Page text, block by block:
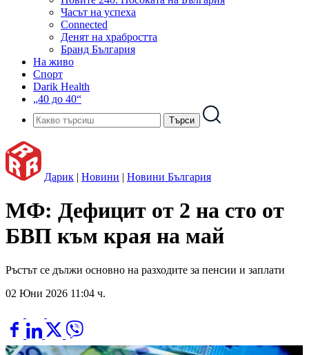
Часът на успеха
Connected
Денят на храбростта
Бранд България
На живо
Спорт
Darik Health
„40 до 40“
Дарик | Новини | Новини България
МФ: Дефицит от 2 на сто от
БВП към края на май
Ръстът се дължи основно на разходите за пенсии и заплати
02 Юни 2026 11:04 ч.